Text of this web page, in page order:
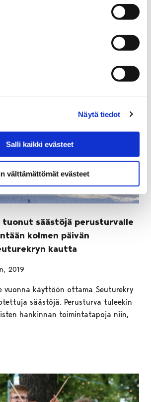
Näytä tiedot
Salli kaikki evästeet
välttämättömät evästeet
ensimmäisen osan
Alexander Zemtsov.
säästöjä perusturvalle
kolmen päivän
kautta
2019
vuonna käyttöön ottama Seuturekry
säästöjä. Perusturva tuleekin
hankinnan toimintatapoja niin,